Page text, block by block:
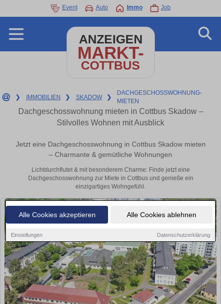
Alle Cookies akzeptieren Alle Cookies ablehnen
Einstellungen Datenschutzerklärung
Event Auto Immo Job
ANZEIGEN
MARKT-
COTTBUS
❯ IMMOBILIEN ❯ SKADOW ❯
DACHGESCHOSSWOHNUNG-
MIETEN
Dachgeschosswohnung mieten in Cottbus Skadow –
Stilvolles Wohnen mit Ausblick
Jetzt eine Dachgeschosswohnung in Cottbus Skadow mieten
– Charmante & gemütliche Wohnungen
Lichtdurchflutet & mit besonderem Charme: Finde jetzt eine
Dachgeschosswohnung zur Miete in Cottbus und genieße ein
einzigartiges Wohngefühl.